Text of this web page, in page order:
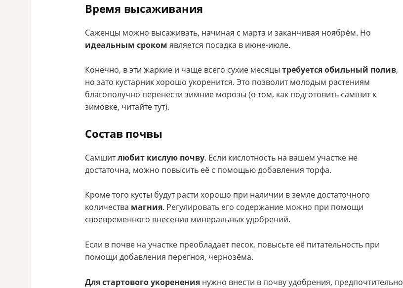
Время высаживания
Саженцы можно высаживать, начиная с марта и заканчивая ноябрём. Но
идеальным сроком является посадка в июне-июле.
Конечно, в эти жаркие и чаще всего сухие месяцы требуется обильный полив,
но зато кустарник хорошо укоренится. Это позволит молодым растениям
благополучно перенести зимние морозы (о том, как подготовить самшит к
зимовке, читайте тут).
Состав почвы
Самшитлюбит кислую почву. Если кислотность на вашем участке не
достаточна, можно повысить её с помощью добавления торфа.
Кроме того кусты будут расти хорошо при наличии в земле достаточного
количества магния. Регулировать его содержание можно при помощи
своевременного внесения минеральных удобрений.
Если в почве на участке преобладает песок, повысьте её питательность при
помощи добавления перегноя, чернозёма.
Для стартового укоренения нужно внести в почву удобрения, предпочтительно